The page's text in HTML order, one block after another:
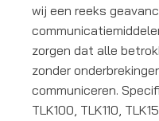
wij een reeks
zorgen dat alle
zonder
communiceren.
TLK100, TLK110,